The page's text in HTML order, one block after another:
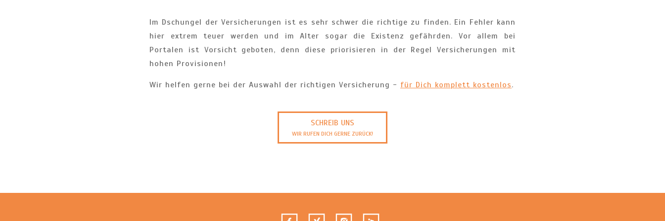
Im Dschungel der Versicherungen ist es sehr schwer die richtige zu finden. Ein Fehler kann
hier extrem teuer werden und im Alter sogar die Existenz gefährden. Vor allem bei
Portalen ist Vorsicht geboten, denn diese priorisieren in der Regel Versicherungen mit
hohen Provisionen!
Wir helfen gerne bei der Auswahl der richtigen Versicherung - für Dich komplett kostenlos.
SCHREIB UNS
WIR RUFEN DICH GERNE ZURÜCK!